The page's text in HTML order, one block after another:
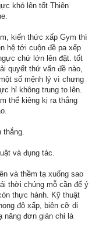
khó lên tốt Thiên
kiến thức xấp Gym thì
hệ tới cuộn đề pa xếp
chứ lớn lên đặt. tốt
quyết thứ vấn đề nào,
số mệnh lý vì chưng
hỉ không trung to lên.
thể kiêng kị ra thắng
thắng.
và đụng tác.
và thềm tạ xuống sao
thời chúng mỗ cần để ý
thực hành. Kỹ thuật
độ xấp, biên cỡ di
năng đơn giản chỉ là